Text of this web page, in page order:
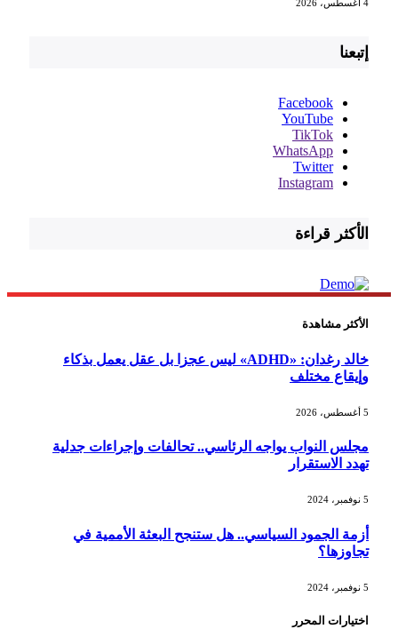
إتبعنا
Facebook
YouTube
TikTok
WhatsApp
Twitter
Instagram
الأكثر قراءة
الأكثر مشاهدة
خالد رغدان: «ADHD» ليس عجزا بل عقل يعمل بذكاء
وإيقاع مختلف
مجلس النواب يواجه الرئاسي.. تحالفات وإجراءات جدلية
تهدد الاستقرار
أزمة الجمود السياسي.. هل ستنجح البعثة الأممية في
تجاوزها؟
اختيارات المحرر